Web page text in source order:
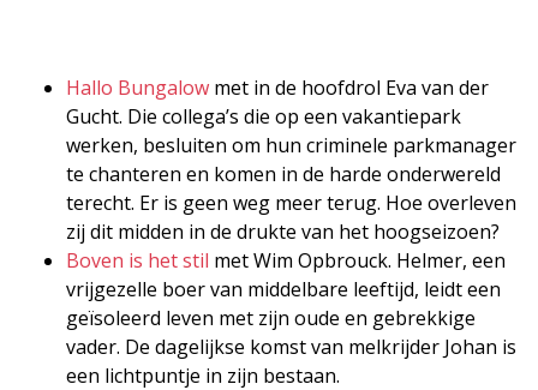
Hallo Bungalow met in de hoofdrol Eva van der
Gucht. Die collega’s die op een vakantiepark
werken, besluiten om hun criminele parkmanager
te chanteren en komen in de harde onderwereld
terecht. Er is geen weg meer terug. Hoe overleven
zij dit midden in de drukte van het hoogseizoen?
Boven is het stil met Wim Opbrouck. Helmer, een
vrijgezelle boer van middelbare leeftijd, leidt een
geïsoleerd leven met zijn oude en gebrekkige
vader. De dagelijkse komst van melkrijder Johan is
een lichtpuntje in zijn bestaan.